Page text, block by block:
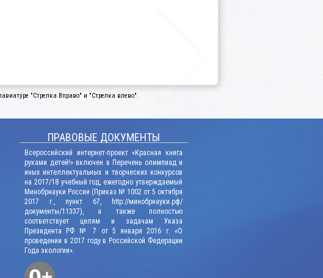
"Стрелка Вправо" и "Стрелка влево".
ПРАВОВЫЕ ДОКУМЕНТЫ
Всероссийский интернет-проект «Красная книга
руками детей!» включен в Перечень олимпиад и
иных интеллектуальных и творческих конкурсов
на 2017/18 учебный год, ежегодно утверждаемый
Минобрнауки России (Приказ № 1002 от 5 октября
2017 г., пункт 67, http://минобрнауки.рф/
документы/11337), а также полностью
соответствует целям и задачам Указа
Президента РФ № 7 от 5 января 2016 г. «О
проведении в 2017 году в Российской Федерации
Года экологии».